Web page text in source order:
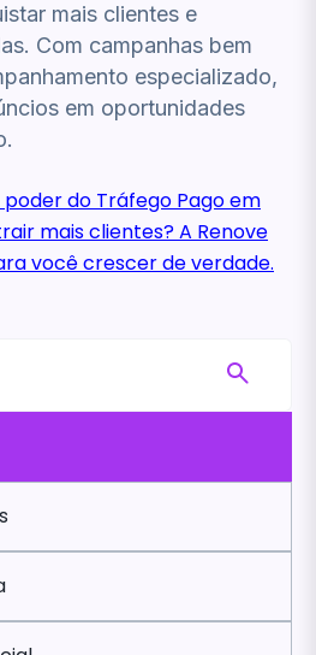
mais clientes e
Com campanhas bem
especializado,
em oportunidades
do Tráfego Pago em
mais clientes? A Renove
você crescer de verdade.